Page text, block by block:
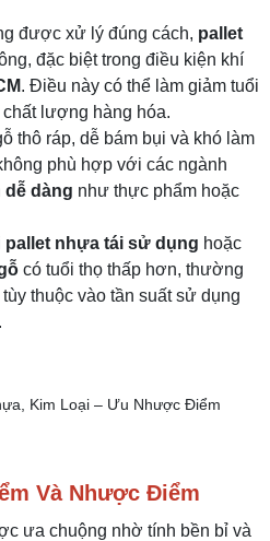
được xử lý đúng cách, pallet
đặc biệt trong điều kiện khí
. Điều này có thể làm giảm tuổi
lượng hàng hóa.
thô ráp, dễ bám bụi và khó làm
phù hợp với các ngành
dễ dàng như thực phẩm hoặc
pallet nhựa tái sử dụng hoặc
có tuổi thọ thấp hơn, thường
thuộc vào tần suất sử dụng
Và Nhược Điểm
ưa chuộng nhờ tính bền bỉ và